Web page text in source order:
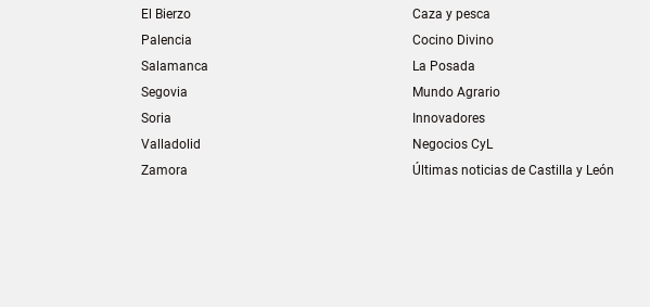
El Bierzo
Palencia
Salamanca
Segovia
Soria
Valladolid
Zamora
Caza y pesca
Cocino Divino
La Posada
Mundo Agrario
Innovadores
Negocios CyL
Últimas noticias de Castilla y León